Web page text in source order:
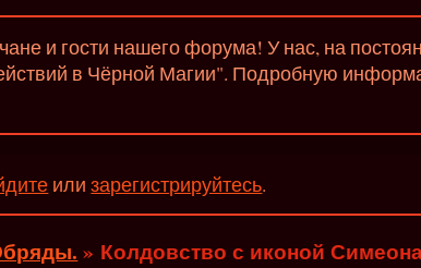
и гости нашего форума! У нас, на
в Чёрной Магии". Подробную
илизарегистрируйтесь.
» Колдовство с иконой